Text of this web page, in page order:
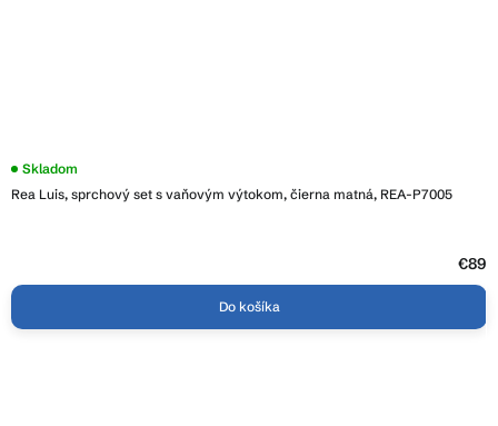
Rea Luis, sprchový set s vaňovým výtokom, čierna matná, REA-P7005
Priemerné
produktu
Skladom
€89
Do košíka